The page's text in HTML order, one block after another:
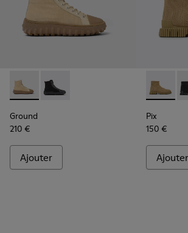
Ground - K300405-010 - Bottines
Ground - K300405-011
Ground
210 €
Ajouter
Pix -
Pix
150 €
Ajouter